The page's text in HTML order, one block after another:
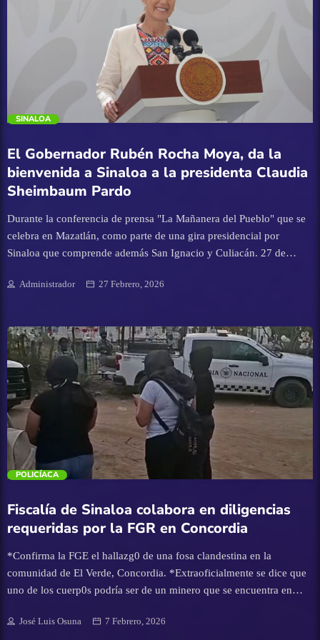
comercialización de maíz, misma que como integrante de la
comisión correspondiente en el Congreso de la Unión apoyaran
totalmente. “Nosotros sabemos que apoyar a Sinaloa para ella es
permanente, pero que acuda al estado, a platicar con la gente, con
trending_flat
SINALOA
El Gobernador Rubén Rocha Moya, da la
bienvenida a Sinaloa a la presidenta Claudia
Sheimbaum Pardo
Durante la conferencia de prensa "La Mañanera del Pueblo" que se
celebra en Mazatlán, como parte de una gira presidencial por
Sinaloa que comprende además San Ignacio y Culiacán. 27 de
Administrador 27 Febrero, 2026
POLICÍACA
Fiscalía de Sinaloa colabora en diligencias
requeridas por la FGR en Concordia
*Confirma la FGE el hallazg0 de una fosa clandestina en la
comunidad de El Verde, Concordia. *Extraoficialmente se dice que
uno de los cuerp0s podría ser de un minero que se encuentra en
Fiscalía General del Estado de Sinaloa informa que la investigación
José Luis Osuna 7 Febrero, 2026